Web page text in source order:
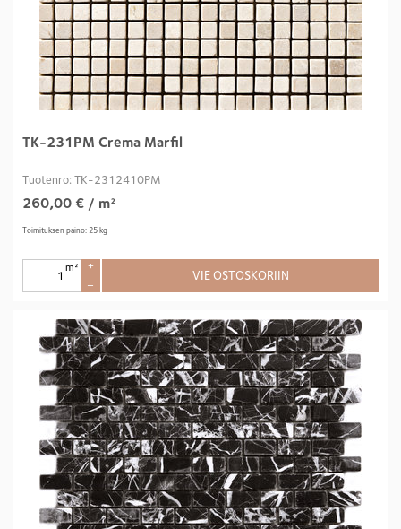
TK-231PM Crema Marfil
Tuotenro: TK-2312410PM
260,00 € / m²
Toimituksen paino: 25 kg
m²
+
–
VIE OSTOSKORIIN